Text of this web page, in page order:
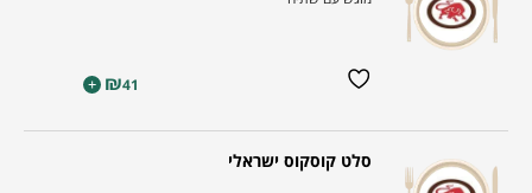
₪41
+
סלט קוסקוס ישראלי